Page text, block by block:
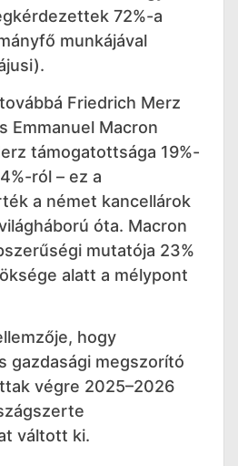
72%-a
munkájával
Friedrich Merz
Emmanuel Macron
támogatottsága 19%-
ról – ez a
a német kancellárok
óta. Macron
mutatója 23%
alatt a mélypont
hogy
gazdasági megszorító
végre 2025–2026
váltott ki.